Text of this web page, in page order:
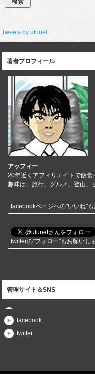
Tweets by utunet
著者プロフィール
アッフィー
20年近くアフィリエイトで飯食
趣味は、旅行、グルメ、登山、
facebookページへの"いいね"
twitterの"フォロー"もお願いし
管理サイト＆SNS
facebook
twitter